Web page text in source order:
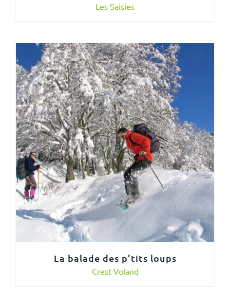
Les Saisies
La balade des p’tits loups
Crest Voland